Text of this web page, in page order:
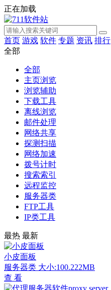
正在加载
首页 游戏 软件 专题 资讯 排行
全部
全部
主页浏览
浏览辅助
下载工具
离线浏览
邮件处理
网络共享
探测扫描
网络加速
拨号计时
搜索索引
远程监控
服务器类
FTP工具
IP类工具
最热 最新
小皮面板
服务器类 大小:100.222MB
查 看